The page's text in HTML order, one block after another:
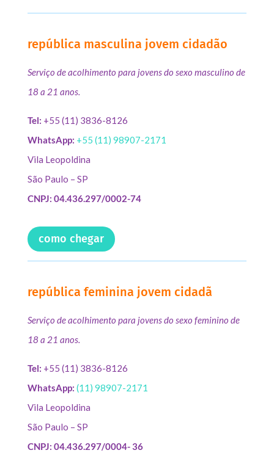
república masculina jovem cidadão
Serviço de acolhimento para jovens do sexo masculino de
18 a 21 anos.
Tel: +55 (11) 3836-8126
WhatsApp: +55 (11) 98907-2171
Vila Leopoldina
São Paulo – SP
CNPJ: 04.436.297/0002-74
como chegar
república feminina jovem cidadã
Serviço de acolhimento para jovens do sexo feminino de
18 a 21 anos.
Tel: +55 (11) 3836-8126
WhatsApp: (11) 98907-2171
Vila Leopoldina
São Paulo – SP
CNPJ: 04.436.297/0004- 36